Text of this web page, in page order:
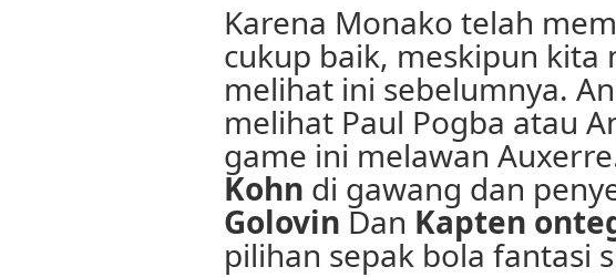
Karena Monako telah
cukup baik, meskipun
melihat ini sebelumnya.
melihat Paul Pogba atau
game ini melawan
Kohn di gawang dan
Golovin Dan Kapten
pilihan sepak bola fantasi